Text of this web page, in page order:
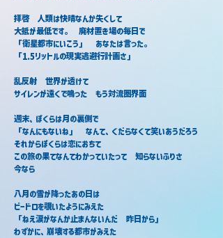
拝啓　人類は快晴なんか失くして
大抵が最低です。　廃材置き場の毎日で
「衛星都市にいこう」　あなたは言った。
「1.5リットルの現実逃避行計画さ」
乱反射　世界が透けて
サイレンが遠くで鳴った　もう対流圏界面
週末、ぼくらは月の裏側で
「なんにもないね」　なんて、くだらなくて笑いあうだろう
それからぼくらは恋におちて
この旅の果てなんてわかっていたって　知らないふりさ
今なら
八月の雪が降ったあの日は
ビードロを覗いたようにみえた
「ねえ涙がなんか止まんないんだ　昨日から」
わずかに、崩壊する都市がみえた